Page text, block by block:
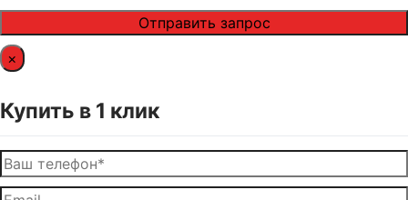
×
Купить в 1 клик